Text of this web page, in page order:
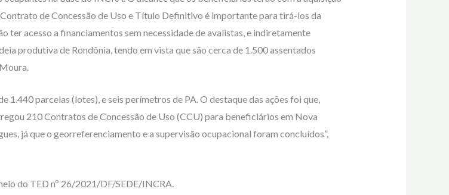
de Concessão de Uso e Título Definitivo é importante para tirá-los da
ter acesso a financiamentos sem necessidade de avalistas, e indiretamente
produtiva de Rondônia, tendo em vista que são cerca de 1.500 assentados
parcelas (lotes), e seis perímetros de PA. O destaque das ações foi que,
210 Contratos de Concessão de Uso (CCU) para beneficiários em Nova
já que o georreferenciamento e a supervisão ocupacional foram concluídos”,
do TED nº 26/2021/DF/SEDE/INCRA.